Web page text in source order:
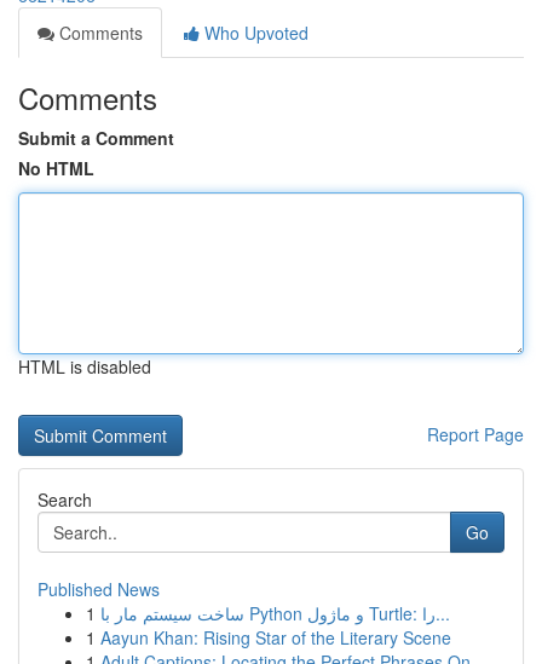
Comments
Who Upvoted
Comments
Submit a Comment
No HTML
HTML is disabled
Report Page
Search
Go
Published News
1
ساخت سیستم مار با Python و ماژول Turtle: را...
1 Aayun Khan: Rising Star of the Literary Scene